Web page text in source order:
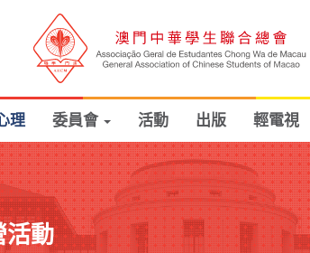
理 委員會 活動 出版 輕電視
活動